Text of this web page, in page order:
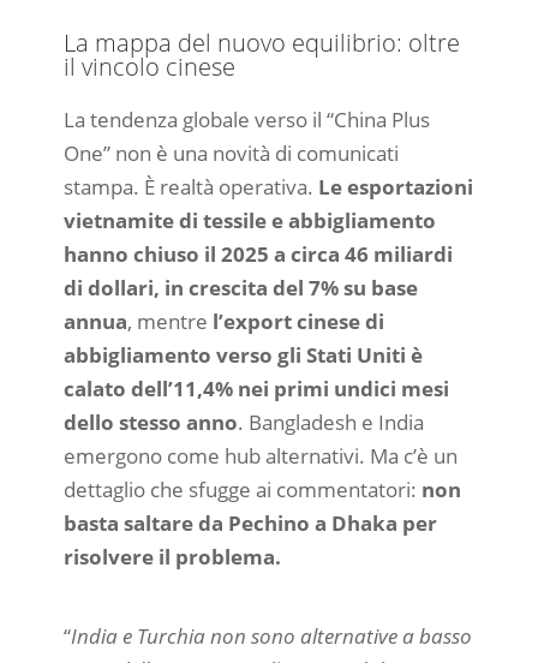
La mappa del nuovo equilibrio: oltre
il vincolo cinese
La tendenza globale verso il “China Plus
One” non è una novità di comunicati
stampa. È realtà operativa. Le esportazioni
vietnamite di tessile e abbigliamento
hanno chiuso il 2025 a circa 46 miliardi
di dollari, in crescita del 7% su base
annua, mentre l’export cinese di
abbigliamento verso gli Stati Uniti è
calato dell’11,4% nei primi undici mesi
dello stesso anno. Bangladesh e India
emergono come hub alternativi. Ma c’è un
dettaglio che sfugge ai commentatori: non
basta saltare da Pechino a Dhaka per
risolvere il problema.
“India e Turchia non sono alternative a basso